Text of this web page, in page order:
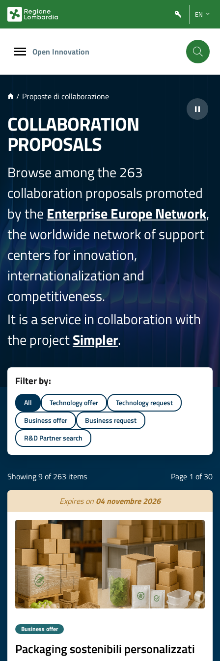
PRINCIPALE
EN
Open Innovation
/ Proposte di collaborazione
COLLABORATION
PROPOSALS
Browse among the 263
collaboration proposals promoted
by the Enterprise Europe Network,
the worldwide network of support
centers for innovation,
internationalization and
competitiveness.
It is a service in collaboration with
the projectSimpler.
Filter by:
All Technology offer
Technology request
Business offer
Business request
R&D Partner search
Showing 9 of 263 items Page 1 of 30
Expires on 04 novembre 2026
Business offer
Packaging sostenibili personalizzati